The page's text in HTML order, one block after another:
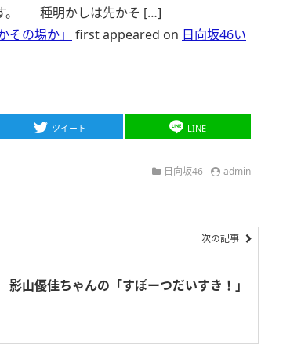
す。 種明かしは先かそ […]
の場か」 first appeared on 日向坂46い
ツイート LINE
日向坂46 admin
次の記事
影山優佳ちゃんの「すぽーつだいすき！」